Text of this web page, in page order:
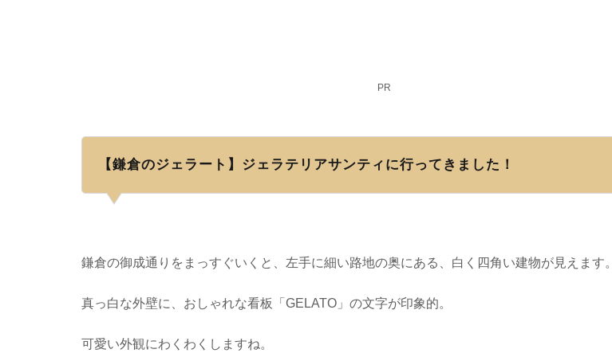
PR
【鎌倉のジェラート】ジェラテリアサンティに行ってきました！
鎌倉の御成通りをまっすぐいくと、左手に細い路地の奥にある、白く四角い建物が見えます。
真っ白な外壁に、おしゃれな看板「GELATO」の文字が印象的。
可愛い外観にわくわくしますね。